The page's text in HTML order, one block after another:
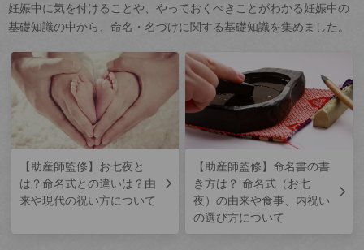
妊娠中に気を付けることや、やっておくべきことがわかる妊娠中の
基礎知識の中から、命名・名づけに関する基礎知識を集めました。
【助産師監修】お七夜と
は？命名式との違いは？由
来や現代の祝い方について
【助産師監修】命名書の書
き方は？ 命名式（お七
夜）の由来や食事、内祝い
の選び方について